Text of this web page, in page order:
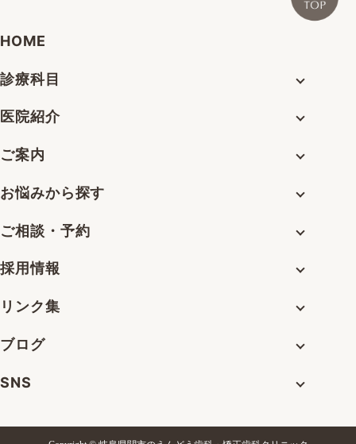
HOME
診療科目
医院紹介
ご案内
お悩みから探す
ご相談・予約
採用情報
リンク集
ブログ
SNS